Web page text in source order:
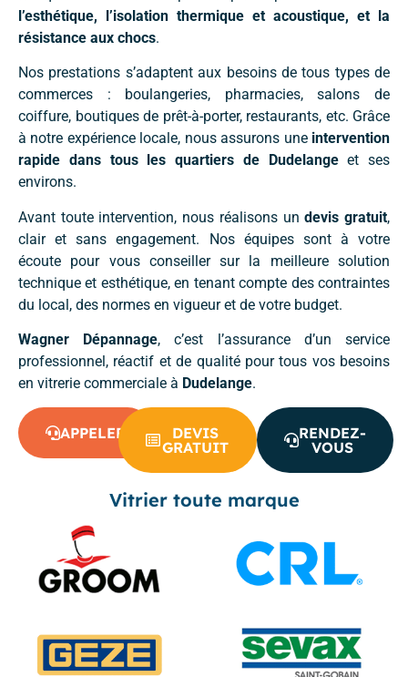
l’esthétique, l’isolation thermique et acoustique, et la
résistance aux chocs.
Nos prestations s’adaptent aux besoins de tous types de
commerces : boulangeries, pharmacies, salons de
coiffure, boutiques de prêt-à-porter, restaurants, etc. Grâce
à notre expérience locale, nous assurons une intervention
rapide dans tous les quartiers de Dudelangeet ses
environs.
Avant toute intervention, nous réalisons undevis gratuit,
clair et sans engagement. Nos équipes sont à votre
écoute pour vous conseiller sur la meilleure solution
technique et esthétique, en tenant compte des contraintes
du local, des normes en vigueur et de votre budget.
Wagner Dépannage, c’est l’assurance d’un service
professionnel, réactif et de qualité pour tous vos besoins
en vitrerie commerciale à Dudelange.
APPELER
DEVIS
GRATUIT
RENDEZ-
VOUS
Vitrier toute marque